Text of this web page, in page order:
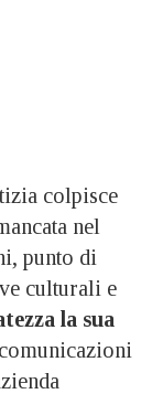
colpisce
nel
punto di
culturali e
la sua